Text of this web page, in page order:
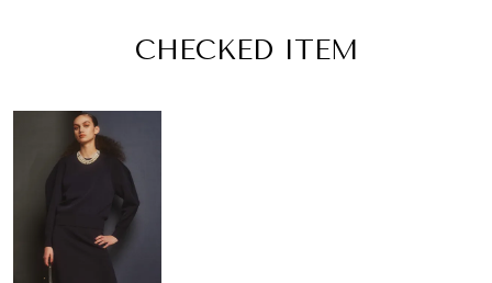
CHECKED ITEM